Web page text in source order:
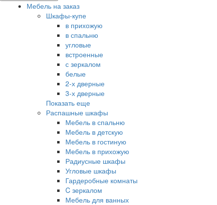
Мебель на заказ
Шкафы-купе
в прихожую
в спальню
угловые
встроенные
с зеркалом
белые
2-х дверные
3-х дверные
Показать еще
Распашные шкафы
Мебель в спальню
Мебель в детскую
Мебель в гостиную
Мебель в прихожую
Радиусные шкафы
Угловые шкафы
Гардеробные комнаты
C зеркалом
Мебель для ванных